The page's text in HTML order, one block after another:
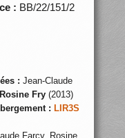
: BB/22/151/2
: Jean-Claude
Rosine Fry(2013)
: LIR3S
Farcy, Rosine